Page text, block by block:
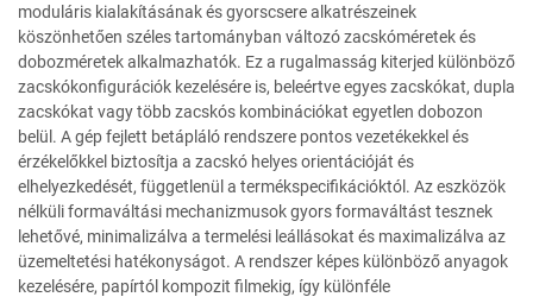
moduláris kialakításának és gyorscsere alkatrészeinek
köszönhetően széles tartományban változó zacskóméretek és
dobozméretek alkalmazhatók. Ez a rugalmasság kiterjed különböző
zacskókonfigurációk kezelésére is, beleértve egyes zacskókat, dupla
zacskókat vagy több zacskós kombinációkat egyetlen dobozon
belül. A gép fejlett betápláló rendszere pontos vezetékekkel és
érzékelőkkel biztosítja a zacskó helyes orientációját és
elhelyezkedését, függetlenül a termékspecifikációktól. Az eszközök
nélküli formaváltási mechanizmusok gyors formaváltást tesznek
lehetővé, minimalizálva a termelési leállásokat és maximalizálva az
üzemeltetési hatékonyságot. A rendszer képes különböző anyagok
kezelésére, papírtól kompozit filmekig, így különféle